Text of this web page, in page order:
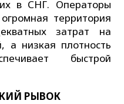
в СНГ. Операторы
территория
затрат на
а низкая плотность
быстрой
РЫВОК